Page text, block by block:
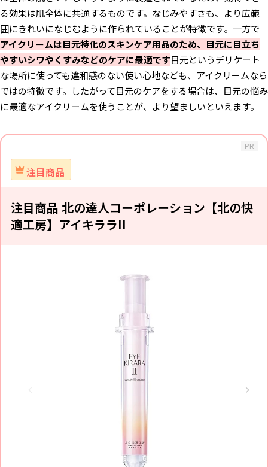
る効果は肌全体に共通するものです。なじみやすさも、より広範
囲にきれいになじむように作られていることが特徴です。一方で
アイクリームは目元特化のスキンケア用品のため、目元に目立ち
やすいシワやくすみなどのケアに最適です目元というデリケート
な場所に使っても違和感のない使い心地なども、アイクリームなら
ではの特徴です。したがって目元のケアをする場合は、目元の悩み
に最適なアイクリームを使うことが、より望ましいといえます。
PR
注目商品
注目商品 北の達人コーポレーション【北の快
適工房】アイキララII